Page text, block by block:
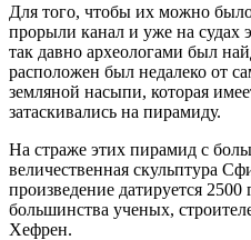
Для того, чтобы их можно
прорыли канал и уже на судах
так давно археологами был
расположен был недалеко от
земляной насыпи, которая
затаскивались на пирамиду.
На страже этих пирамид с
величественная скульптура
произведение датируется
большинства ученых,
Хефрен.